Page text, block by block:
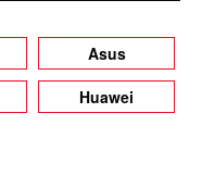
Asus
Huawei